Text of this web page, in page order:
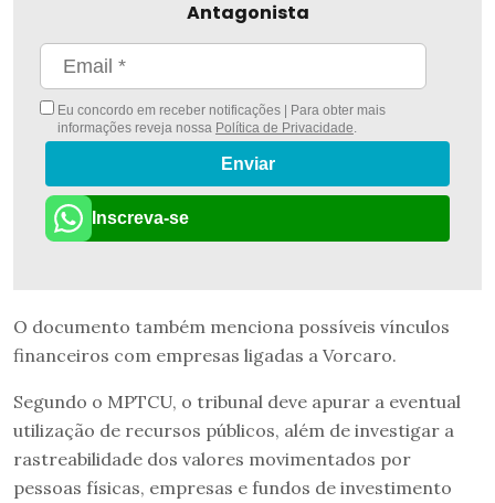
Antagonista
Eu concordo em receber notificações | Para obter mais
informações reveja nossa Política de Privacidade.
Enviar
Inscreva-se
O documento também menciona possíveis vínculos
financeiros com empresas ligadas a Vorcaro.
Segundo o MPTCU, o tribunal deve apurar a eventual
utilização de recursos públicos, além de investigar a
rastreabilidade dos valores movimentados por
pessoas físicas, empresas e fundos de investimento